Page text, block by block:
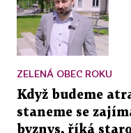
ZELENÁ OBEC ROKU
Když budeme
staneme se
byznys, říká